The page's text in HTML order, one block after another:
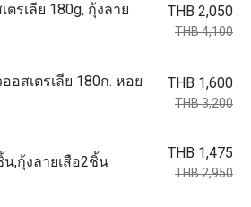
รเลีย 180g, กุ้งลาย
THB 2,050
THB 4,100
อสเตรเลีย 180ก. หอย
THB 1,600
THB 3,200
,กุ้งลายเสือ2ชิ้น
THB 1,475
THB 2,950